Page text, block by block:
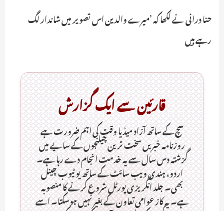
حنا درانی نے لکھا کہ ’میرے والدین اس تصویر میں شاندار لگ
رہے ہیں
قارئین سے ایک گزارش
سچ کے ساتھ آزاد میڈیا وقت کی اہم ضرورت ہےـ
روزنامہ خبریں سخت ترین چیلنجوں کے سایے میں
گزشتہ دس سال سے یہ خدمت انجام دے رہا ہے۔
اردو، ہندی ویب سائٹ کے ساتھ یو ٹیوب چینل
بھی۔ جلد انگریزی پورٹل شروع کرنے کا منصوبہ
ہے۔ یہ کاز عوامی تعاون کے بغیر نہیں ہوسکتا۔ اسے